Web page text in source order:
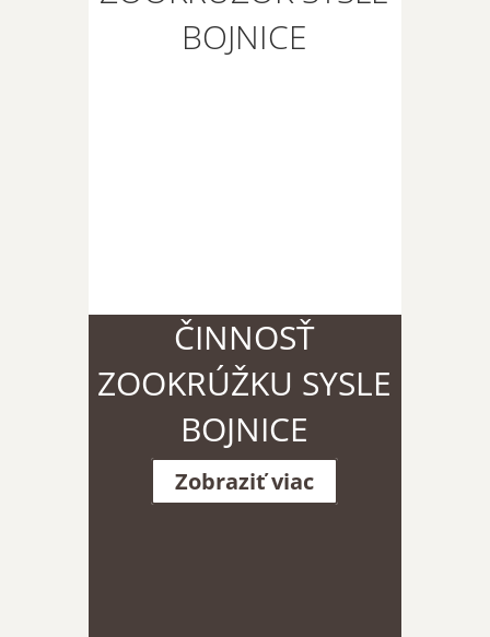
BOJNICE
ČINNOSŤ
ZOOKRÚŽKU SYSLE
BOJNICE
Zobraziť viac